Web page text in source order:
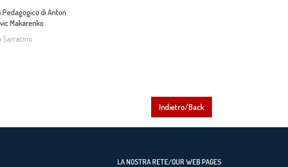
Pedagogico di Anton
Makarenko
Sarracino
Indietro/Back
LA NOSTRA RETE/OUR WEB PAGES